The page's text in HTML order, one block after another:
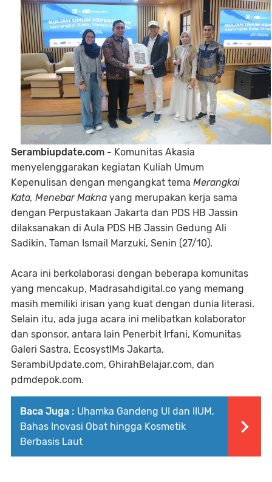
Serambiupdate.com - Komunitas Akasia
menyelenggarakan kegiatan Kuliah Umum
Kepenulisan dengan mengangkat tema Merangkai
Kata, Menebar Makna yang merupakan kerja sama
dengan Perpustakaan Jakarta dan PDS HB Jassin
dilaksanakan di Aula PDS HB Jassin Gedung Ali
Sadikin, Taman Ismail Marzuki, Senin (27/10).
Acara ini berkolaborasi dengan beberapa komunitas
yang mencakup, Madrasahdigital.co yang memang
masih memiliki irisan yang kuat dengan dunia literasi.
Selain itu, ada juga acara ini melibatkan kolaborator
dan sponsor, antara lain Penerbit Irfani, Komunitas
Galeri Sastra, EcosystIMs Jakarta,
SerambiUpdate.com, GhirahBelajar.com, dan
pdmdepok.com.
Baca Juga : Uhamka Gandeng UI dan IIUM,
Bahas Inovasi Obat hingga Kosmetik
Berbasis Laut